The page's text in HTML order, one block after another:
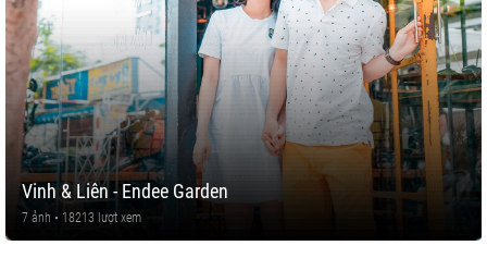
Vinh & Liên - Endee Garden
7 ảnh • 18213 lượt xem